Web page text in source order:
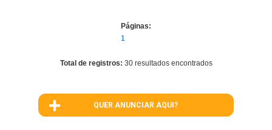
Páginas:
1
Total de registros: 30 resultados encontrados
QUER ANUNCIAR AQUI?